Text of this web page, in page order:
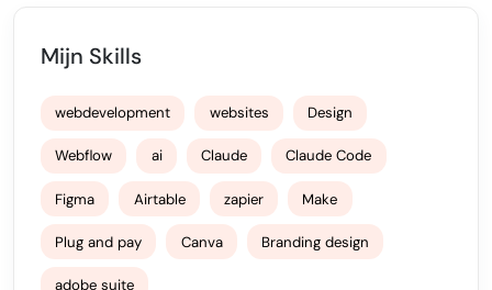
Mijn Skills
webdevelopment websites Design
Webflow ai Claude Claude Code
Figma Airtable zapier Make
Plug and pay Canva Branding design
adobe suite